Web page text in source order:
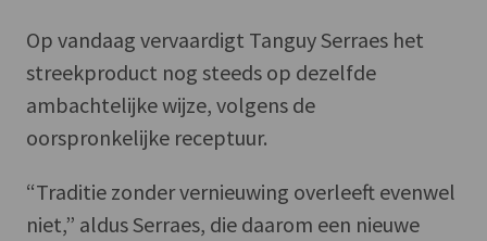
Op vandaag vervaardigt Tanguy Serraes het
streekproduct nog steeds op dezelfde
ambachtelijke wijze, volgens de
oorspronkelijke receptuur.
“Traditie zonder vernieuwing overleeft evenwel
niet,” aldus Serraes, die daarom een nieuwe